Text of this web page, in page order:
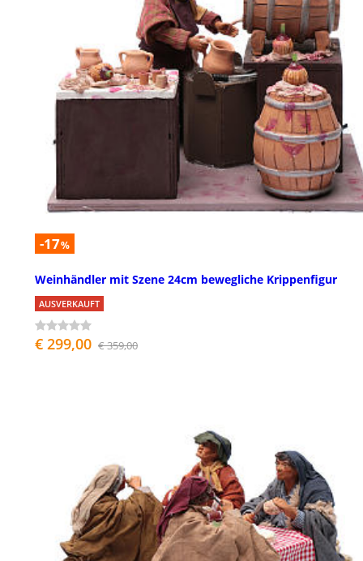
-17%
Weinhändler mit Szene 24cm bewegliche Krippenfigur
AUSVERKAUFT
€ 299,00 € 359,00